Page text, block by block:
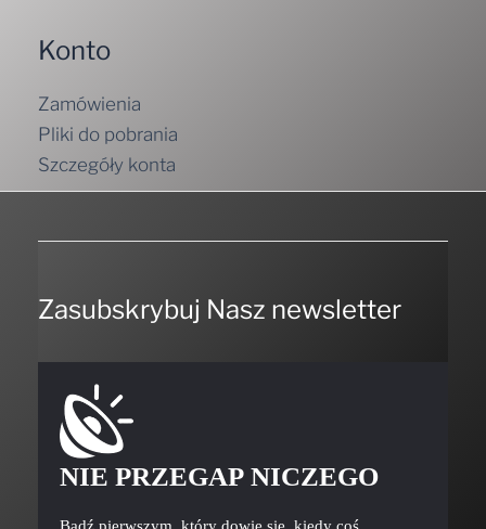
Konto
Zamówienia
Pliki do pobrania
Szczegóły konta
Zasubskrybuj Nasz newsletter
NIE PRZEGAP NICZEGO